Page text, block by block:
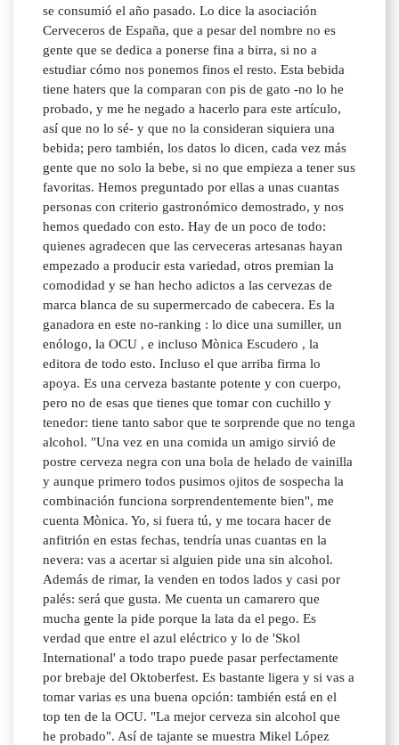
se consumió el año pasado. Lo dice la asociación
Cerveceros de España, que a pesar del nombre no es
gente que se dedica a ponerse fina a birra, si no a
estudiar cómo nos ponemos finos el resto. Esta bebida
tiene haters que la comparan con pis de gato -no lo he
probado, y me he negado a hacerlo para este artículo,
así que no lo sé- y que no la consideran siquiera una
bebida; pero también, los datos lo dicen, cada vez más
gente que no solo la bebe, si no que empieza a tener sus
favoritas. Hemos preguntado por ellas a unas cuantas
personas con criterio gastronómico demostrado, y nos
hemos quedado con esto. Hay de un poco de todo:
quienes agradecen que las cerveceras artesanas hayan
empezado a producir esta variedad, otros premian la
comodidad y se han hecho adictos a las cervezas de
marca blanca de su supermercado de cabecera. Es la
ganadora en este no-ranking : lo dice una sumiller, un
enólogo, la OCU , e incluso Mònica Escudero , la
editora de todo esto. Incluso el que arriba firma lo
apoya. Es una cerveza bastante potente y con cuerpo,
pero no de esas que tienes que tomar con cuchillo y
tenedor: tiene tanto sabor que te sorprende que no tenga
alcohol. "Una vez en una comida un amigo sirvió de
postre cerveza negra con una bola de helado de vainilla
y aunque primero todos pusimos ojitos de sospecha la
combinación funciona sorprendentemente bien", me
cuenta Mònica. Yo, si fuera tú, y me tocara hacer de
anfitrión en estas fechas, tendría unas cuantas en la
nevera: vas a acertar si alguien pide una sin alcohol.
Además de rimar, la venden en todos lados y casi por
palés: será que gusta. Me cuenta un camarero que
mucha gente la pide porque la lata da el pego. Es
verdad que entre el azul eléctrico y lo de 'Skol
International' a todo trapo puede pasar perfectamente
por brebaje del Oktoberfest. Es bastante ligera y si vas a
tomar varias es una buena opción: también está en el
top ten de la OCU. "La mejor cerveza sin alcohol que
he probado". Así de tajante se muestra Mikel López